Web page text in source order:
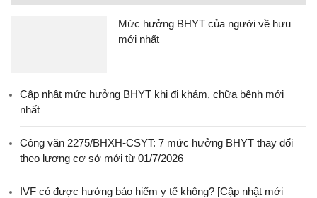
Mức hưởng BHYT của người về hưu
mới nhất
Cập nhật mức hưởng BHYT khi đi khám, chữa bệnh mới
nhất
Công văn 2275/BHXH-CSYT: 7 mức hưởng BHYT thay đổi
theo lương cơ sở mới từ 01/7/2026
IVF có được hưởng bảo hiểm y tế không? [Cập nhật mới